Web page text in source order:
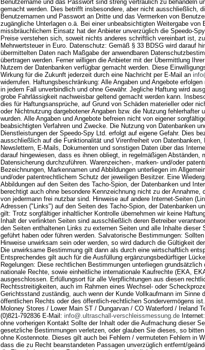
Benutzername und das Passwort sind streng vertraulich zu behandeln
gemacht werden. Dies betrifft insbesondere, aber nicht ausschließlich,
Benutzernamen und Passwort an Dritte und das Vermerken von
zugängliche Unterlagen o.ä. Bei einer unbeabsichtigten Weitergabe von
missbräuchlichem Einsatz hat der Anbieter unverzüglich die Speedo-
Preise verstehen sich, soweit nichts anderes schriftlich vereinbart ist,
Mehrwertsteuer in Euro. Datenschutz: Gemäß § 33 BDSG wird darauf
übermittelten Daten nach Maßgabe der anwendbaren
übertragen werden. Ferner willigen die Anbieter mit der Übermittlung
Nutzern der Datenbanken verfügbar gemacht werden. Diese
Wirkung für die Zukunft jederzeit durch eine Nachricht per E-Mail an
widerrufen. Haftungsbeschränkung: Alle Angaben und Angebote
in jedem Fall unverbindlich und ohne Gewähr. Jegliche Haftung wird
grobe Fahrlässigkeit nachweisbar geltend gemacht werden kann.
dies für Haftungsansprüche, auf Grund von Schäden materieller oder
oder Nichtnutzung dargebotener Angaben bzw. die Nutzung fehlerhafter
wurden. Alle Angaben und Angebote befreien nicht von eigener
beabsichtigten Verfahren und Zwecke. Die Nutzung von Datenbanken
Dienstleistungen der Speedo-Spy Ltd. erfolgt auf eigene Gefahr. Dies
ausschließlich auf die Funktionalität und Virenfreiheit von Datenbanken,
Newslettern, E-Mails, Dokumenten und sonstigen Daten über das
darauf hingewiesen, dass es ihnen obliegt, in regelmäßigen Abständen,
Datensicherung durchzuführen. Warenzeichen-, marken- und/oder
Bezeichnungen, Markennamen und Abbildungen unterliegen im
und/oder patentrechtlichem Schutz der jeweiligen Besitzer. Eine
Abbildungen auf den Seiten des Tacho-Spion, der Datenbanken und
berechtigt auch ohne besondere Kennzeichnung nicht zu der Annahme,
von jedermann frei nutzbar sind. Hinweise auf andere Internet-Seiten
Adressen ("Links") auf den Seiten des Tacho-Spion, der Datenbanken
gilt: Trotz sorgfältiger inhaltlicher Kontrolle übernehmen wir keine
Inhalt der verlinkten Seiten sind ausschließlich deren Betreiber
den Seiten enthaltenen Links zu externen Seiten und alle Inhalte dieser
geführt haben oder führen werden. Salvatorische Bestimmungen:
Hinweise unwirksam sein oder werden, so wird dadurch die Gültigkeit
Die unwirksame Bestimmung gilt dann als durch eine wirtschaftlich
Entsprechendes gilt auch für die Ausfüllung ergänzungsbedürftiger
Regelungen: Diese rechtlichen Bestimmungen unterliegen
nationale Rechte, sowie einheitliche internationale Kaufrechte (EKA,
ausgeschlossen. Erfüllungsort für alle Verpflichtungen aus diesen
Rechtsstreitigkeiten, auch im Rahmen eines Wechsel- oder
Gerichtsstand zuständig, auch wenn der Kunde Vollkaufmann im Sinne
öffentlichen Rechts oder des öffentlich-rechtlichen Sondervermögens
Moloney Stores / Lower Main ST / Dungarvan / CO Waterford / Ireland
(0)821-792836 E-Mail: info@.ultraschall-verschleissmessung.de Internet:
ohne vorherigen Kontakt Sollte der Inhalt oder die Aufmachung dieser
gesetzliche Bestimmungen verletzen, oder glauben Sie dieses, so
ohne Kostennote. Dieses gilt auch bei Fehlern / vermuteten Fehlern in
dass die zu Recht beanstandeten Passagen unverzüglich entfernt/